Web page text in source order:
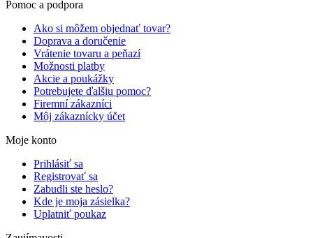
Pomoc a podpora
Ako si môžem objednať tovar?
Doprava a doručenie
Vrátenie tovaru a peňazí
Možnosti platby
Akcie a poukážky
Potrebujete ďalšiu pomoc?
Firemní zákazníci
Môj zákaznícky účet
Moje konto
Prihlásiť sa
Registrovať sa
Zabudli ste heslo?
Kde je moja zásielka?
Uplatniť poukaz